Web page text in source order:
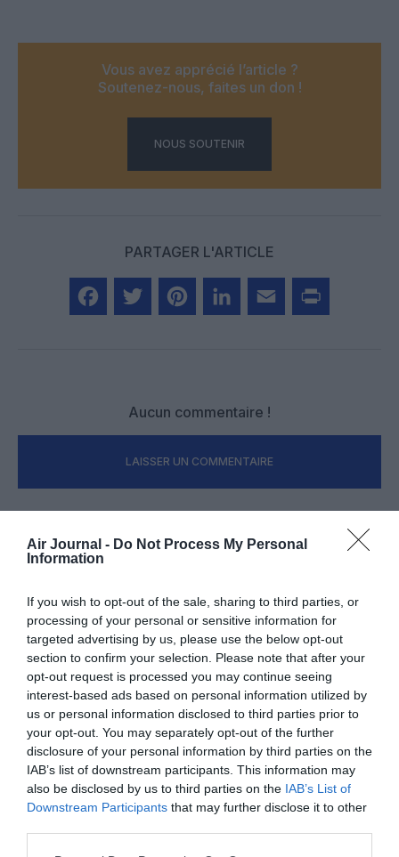
Air Journal - Do Not Process My Personal
Information
If you wish to opt-out of the sale, sharing to third parties, or
processing of your personal or sensitive information for
targeted advertising by us, please use the below opt-out
section to confirm your selection. Please note that after your
opt-out request is processed you may continue seeing
interest-based ads based on personal information utilized by
us or personal information disclosed to third parties prior to
your opt-out. You may separately opt-out of the further
disclosure of your personal information by third parties on the
IAB’s list of downstream participants. This information may
also be disclosed by us to third parties on the IAB’s List of
Downstream Participants that may further disclose it to other
Vous avez apprécié l’article ?
Soutenez-nous, faites un don !
NOUS SOUTENIR
PARTAGER L'ARTICLE
Aucun commentaire !
LAISSER UN COMMENTAIRE
FAIRE UN DON
Soutenez Air Journal participezà son
développement !
NOUS SOUTENIR